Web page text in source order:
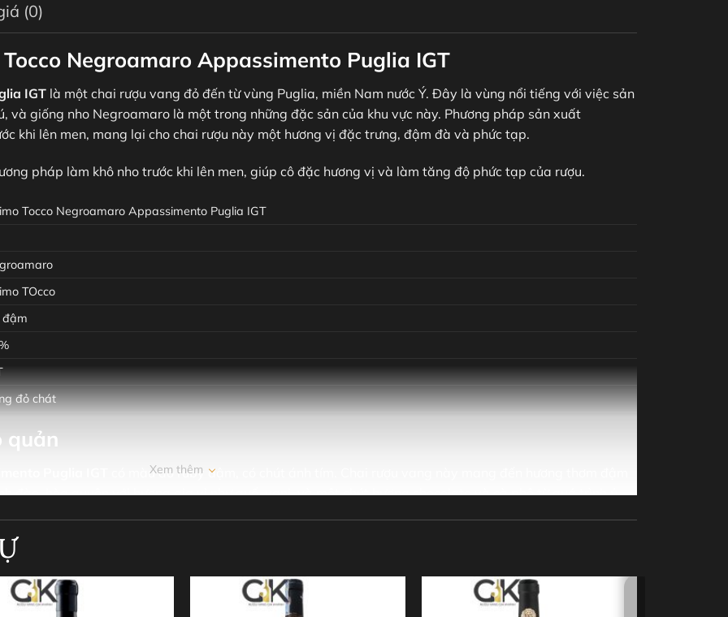
(0)
Negroamaro Appassimento Puglia IGT
IGT là một chai rượu vang đỏ đến từ vùng Puglia, miền Nam nước Ý. Đây là vùng nổi tiếng với việc sản
và giống nho Negroamaro là một trong những đặc sản của khu vực này. Phương pháp sản xuất
khi lên men, mang lại cho chai rượu này một hương vị đặc trưng, đậm đà và phức tạp.
pháp làm khô nho trước khi lên men, giúp cô đặc hương vị và làm tăng độ phức tạp của rượu.
Tocco Negroamaro Appassimento Puglia IGT
TOcco
đỏ chát
quản
có màu đỏ ruby đậm, có chút ánh tím. Chai rượu vang này mang đến hương thơm đậm
đào, hòa quyện với hương gia vị như quế, vani, và một chút hương chocolate và cà phê từ quá trình ủ
với tannin mềm mại và kết cấu mượt mà. Vị rượu phong phú với sự hòa quyện của hương vị trái cây
nhiệt độ phòng, khoảng 16-18°C. Để tận hưởng trọn vẹn hương vị, bạn nên mở nắp chai và để rượu thở
Xem thêm